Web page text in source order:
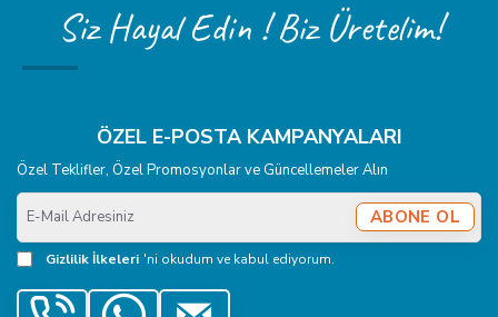
Siz Hayal Edin ! Biz Üretelim!
ÖZEL E-POSTA KAMPANYALARI
Özel Teklifler, Özel Promosyonlar ve Güncellemeler Alın
E-
Mail
Adresiniz
ABONE OL
Gizlilik İlkeleri 'ni okudum ve kabul ediyorum.